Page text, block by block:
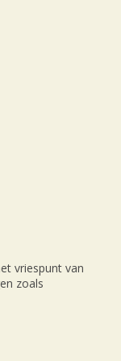
vriespunt van
zoals